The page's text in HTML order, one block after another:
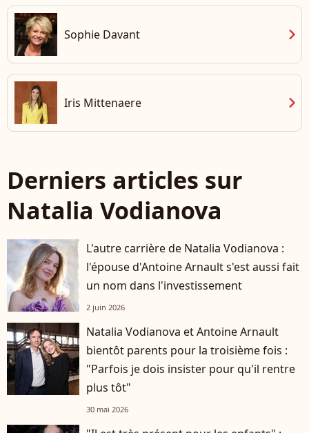
Sophie Davant chevron_right
Iris Mittenaere chevron_right
Derniers articles sur
Natalia Vodianova
L'autre carrière de Natalia Vodianova :
l'épouse d'Antoine Arnault s'est aussi fait
un nom dans l'investissement
2 juin 2026
Natalia Vodianova et Antoine Arnault
bientôt parents pour la troisième fois :
"Parfois je dois insister pour qu'il rentre
plus tôt"
30 mai 2026